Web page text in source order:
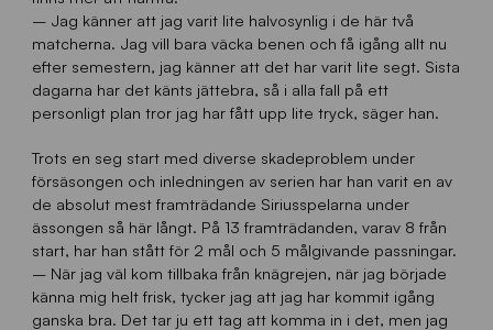
– Jag känner att jag varit lite halvosynlig i de här två
matcherna. Jag vill bara väcka benen och få igång allt nu
efter semestern, jag känner att det har varit lite segt. Sista
dagarna har det känts jättebra, så i alla fall på ett
personligt plan tror jag har fått upp lite tryck, säger han.
Trots en seg start med diverse skadeproblem under
försäsongen och inledningen av serien har han varit en av
de absolut mest framträdande Siriusspelarna under
ässongen så här långt. På 13 framträdanden, varav 8 från
start, har han stått för 2 mål och 5 målgivande passningar.
– När jag väl kom tillbaka från knägrejen, när jag började
känna mig helt frisk, tycker jag att jag har kommit igång
ganska bra. Det tar ju ett tag att komma in i det, men jag